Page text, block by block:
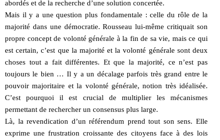
abordés et de la recherche d’une solution concertée.
Mais il y a une question plus fondamentale : celle du rôle de la
majorité dans une démocratie. Rousseau lui-même critiquait son
propre concept de volonté générale à la fin de sa vie, mais ce qui
est certain, c’est que la majorité et la volonté générale sont deux
choses tout a fait différentes. Et que la majorité, ce n’est pas
toujours le bien … Il y a un décalage parfois très grand entre le
pouvoir majoritaire et la volonté générale, notion très idéalisée.
C’est pourquoi il est crucial de multiplier les mécanismes
permettant de rechercher un consensus plus large.
Là, la revendication d’un référendum prend tout son sens. Elle
exprime une frustration croissante des citoyens face à des lois